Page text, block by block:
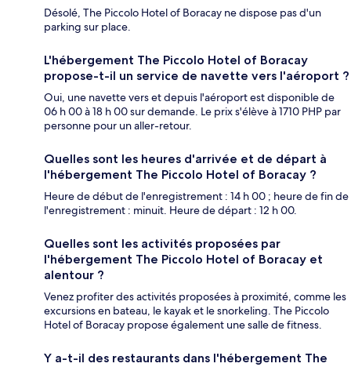
Désolé, The Piccolo Hotel of Boracay ne dispose pas d'un
parking sur place.
L'hébergement The Piccolo Hotel of Boracay
propose-t-il un service de navette vers l'aéroport ?
Oui, une navette vers et depuis l'aéroport est disponible de
06 h 00 à 18 h 00 sur demande. Le prix s'élève à 1710 PHP par
personne pour un aller-retour.
Quelles sont les heures d'arrivée et de départ à
l'hébergement The Piccolo Hotel of Boracay ?
Heure de début de l'enregistrement : 14 h 00 ; heure de fin de
l'enregistrement : minuit. Heure de départ : 12 h 00.
Quelles sont les activités proposées par
l'hébergement The Piccolo Hotel of Boracay et
alentour ?
Venez profiter des activités proposées à proximité, comme les
excursions en bateau, le kayak et le snorkeling. The Piccolo
Hotel of Boracay propose également une salle de fitness.
Y a-t-il des restaurants dans l'hébergement The